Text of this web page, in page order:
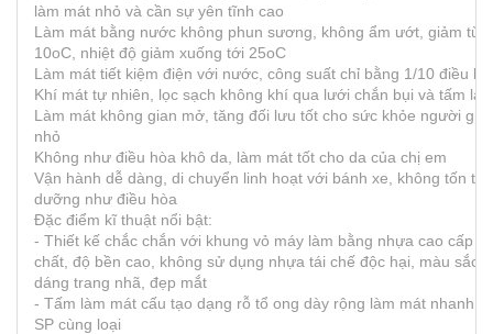
làm mát nhỏ và cần sự yên tĩnh cao
Làm mát bằng nước không phun sương, không ẩm ướt, giảm từ
10oC, nhiệt độ giảm xuống tới 25oC
Làm mát tiết kiệm điện với nước, công suất chỉ bằng 1/10 điều
Khí mát tự nhiên, lọc sạch không khí qua lưới chắn bụi và tấm
Làm mát không gian mở, tăng đối lưu tốt cho sức khỏe người già
nhỏ
Không như điều hòa khô da, làm mát tốt cho da của chị em
Vận hành dễ dàng, di chuyển linh hoạt với bánh xe, không tốn
dưỡng như điều hòa
Đặc điểm kĩ thuật nổi bật:
- Thiết kế chắc chắn với khung vỏ máy làm bằng nhựa cao cấp
chất, độ bền cao, không sử dụng nhựa tái chế độc hại, màu sắc
dáng trang nhã, đẹp mắt
- Tấm làm mát cấu tạo dạng rỗ tổ ong dày rộng làm mát nhanh
SP cùng loại